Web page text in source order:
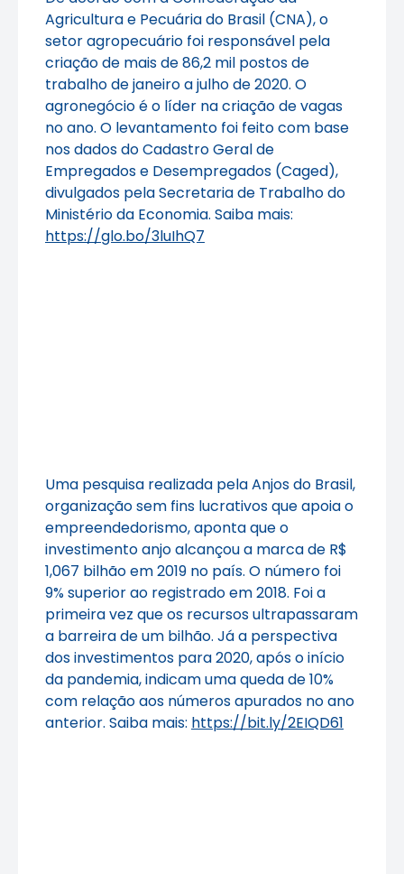
Agricultura e Pecuária do Brasil (CNA), o
setor agropecuário foi responsável pela
criação de mais de 86,2 mil postos de
trabalho de janeiro a julho de 2020. O
agronegócio é o líder na criação de vagas
no ano. O levantamento foi feito com base
nos dados do Cadastro Geral de
Empregados e Desempregados (Caged),
divulgados pela Secretaria de Trabalho do
Ministério da Economia. Saiba mais:
https://glo.bo/3luIhQ7
Uma pesquisa realizada pela Anjos do Brasil,
organização sem fins lucrativos que apoia o
empreendedorismo, aponta que o
investimento anjo alcançou a marca de R$
1,067 bilhão em 2019 no país. O número foi
9% superior ao registrado em 2018. Foi a
primeira vez que os recursos ultrapassaram
a barreira de um bilhão. Já a perspectiva
dos investimentos para 2020, após o início
da pandemia, indicam uma queda de 10%
com relação aos números apurados no ano
anterior. Saiba mais: https://bit.ly/2EIQD61